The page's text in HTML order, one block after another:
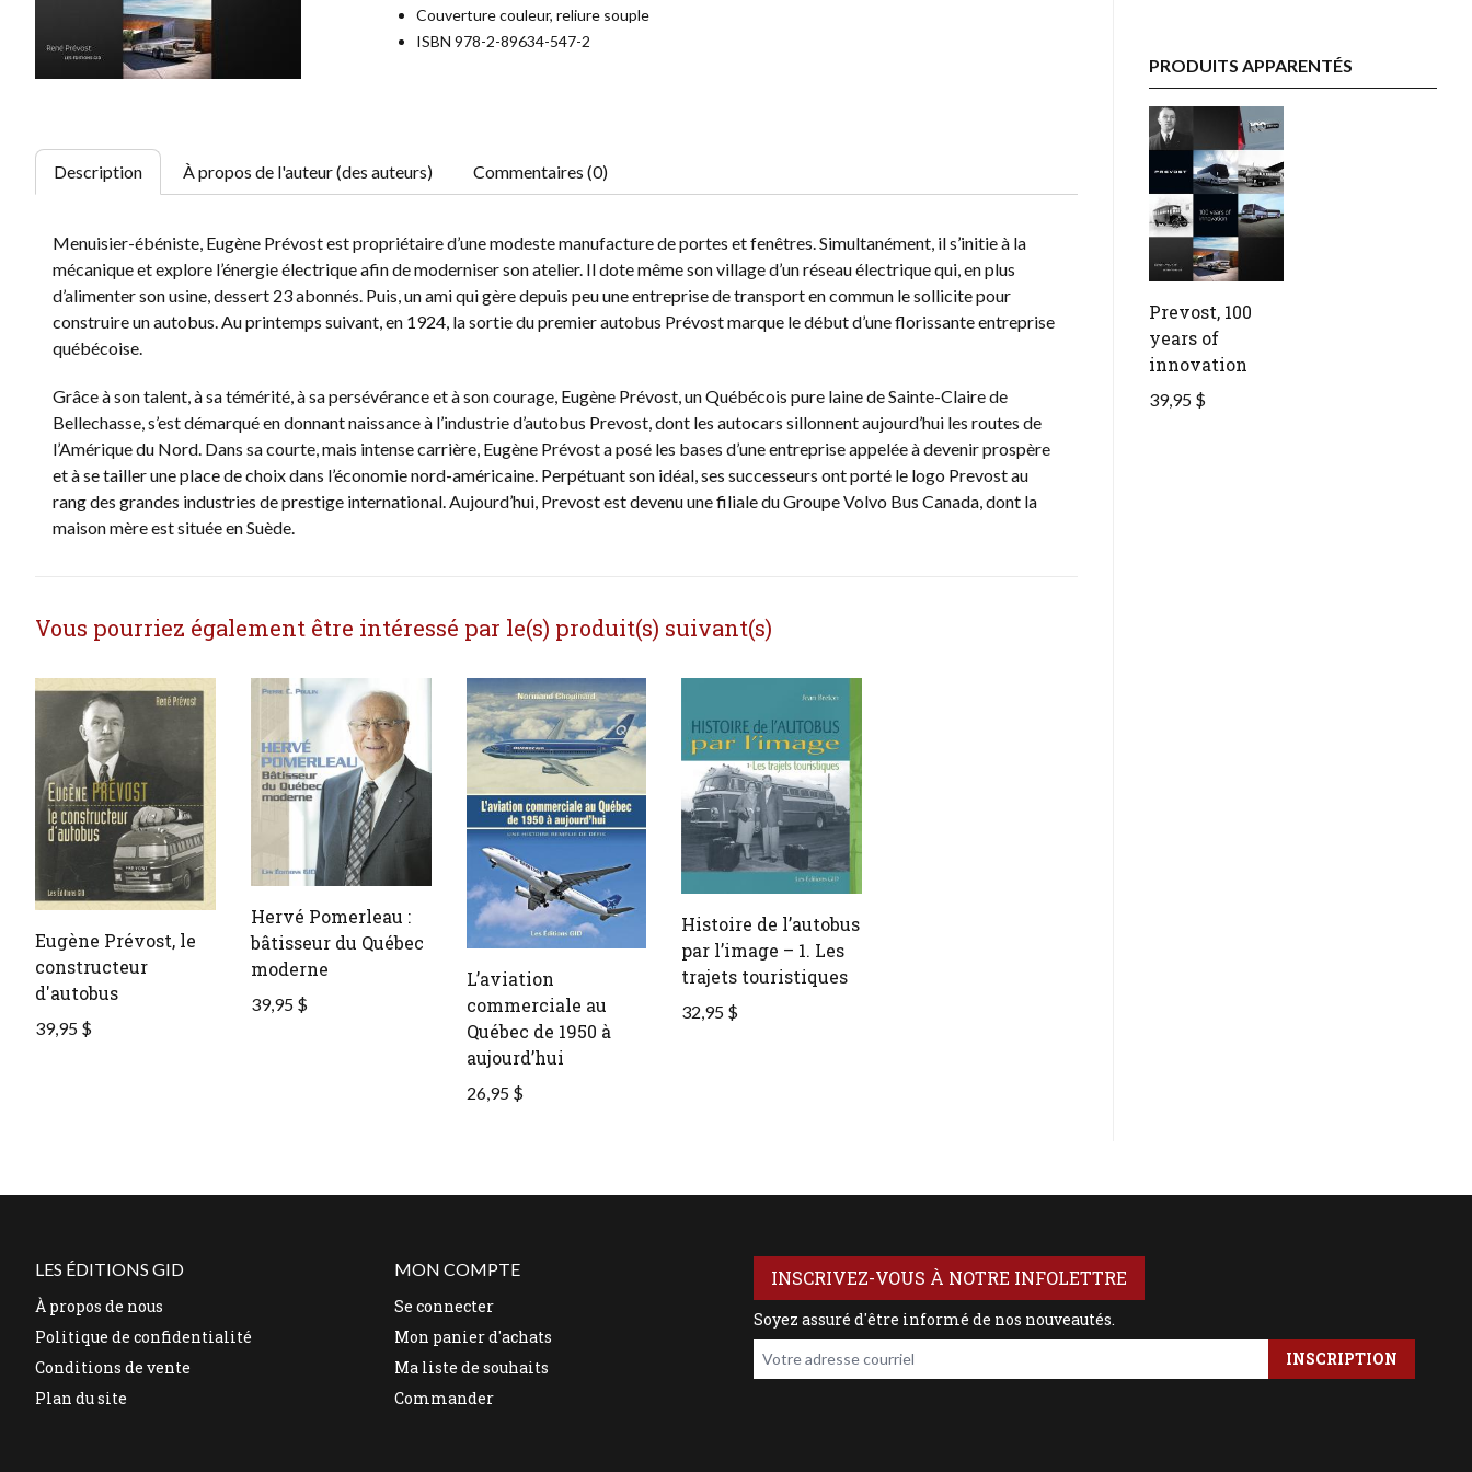
Couverture couleur, reliure souple
ISBN 978-2-89634-547-2
Description À propos de l'auteur (des auteurs) Commentaires (0)
Menuisier-ébéniste, Eugène Prévost est propriétaire d’une modeste manufacture de portes et fenêtres. Simultanément, il s’initie à la
mécanique et explore l’énergie électrique afin de moderniser son atelier. Il dote même son village d’un réseau électrique qui, en plus
d’alimenter son usine, dessert 23 abonnés. Puis, un ami qui gère depuis peu une entreprise de transport en commun le sollicite pour
construire un autobus. Au printemps suivant, en 1924, la sortie du premier autobus Prévost marque le début d’une florissante entreprise
québécoise.
Grâce à son talent, à sa témérité, à sa persévérance et à son courage, Eugène Prévost, un Québécois pure laine de Sainte-Claire de
Bellechasse, s’est démarqué en donnant naissance à l’industrie d’autobus Prevost, dont les autocars sillonnent aujourd’hui les routes de
l’Amérique du Nord. Dans sa courte, mais intense carrière, Eugène Prévost a posé les bases d’une entreprise appelée à devenir prospère
et à se tailler une place de choix dans l’économie nord-américaine. Perpétuant son idéal, ses successeurs ont porté le logo Prevost au
rang des grandes industries de prestige international. Aujourd’hui, Prevost est devenu une filiale du Groupe Volvo Bus Canada, dont la
maison mère est située en Suède.
Vous pourriez également être intéressé par le(s) produit(s) suivant(s)
Eugène Prévost, le
constructeur
d'autobus
39,95 $
Hervé Pomerleau :
bâtisseur du Québec
moderne
39,95 $
L’aviation
commerciale au
Québec de 1950 à
aujourd’hui
26,95 $
Histoire de l’autobus
par l’image – 1. Les
trajets touristiques
32,95 $
PRODUITS APPARENTÉS
Prevost, 100
years of
innovation
39,95 $
LES ÉDITIONS GID
À propos de nous
Politique de confidentialité
Conditions de vente
Plan du site
MON COMPTE
Se connecter
Mon panier d'achats
Ma liste de souhaits
Commander
INSCRIVEZ-VOUS À NOTRE INFOLETTRE
Soyez assuré d'être informé de nos nouveautés.
Votre adresse courriel